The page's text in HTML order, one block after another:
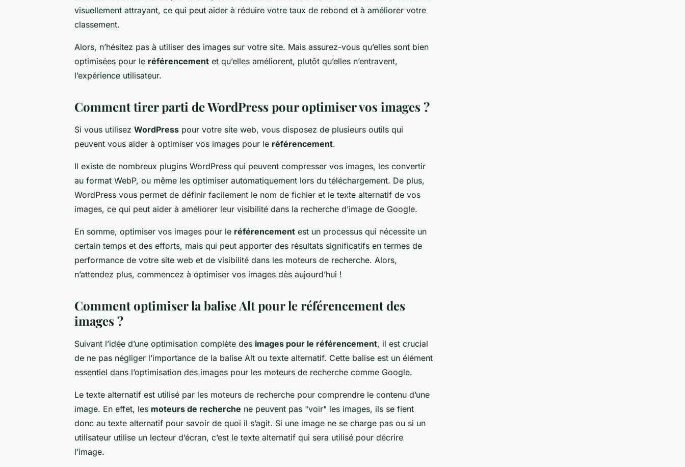
visuellement attrayant, ce qui peut aider à réduire votre taux de rebond et à améliorer votre
classement.
Alors, n’hésitez pas à utiliser des images sur votre site. Mais assurez-vous qu’elles sont bien
optimisées pour le référencement et qu’elles améliorent, plutôt qu’elles n’entravent,
l’expérience utilisateur.
Comment tirer parti de WordPress pour optimiser vos images ?
Si vous utilisez WordPress pour votre site web, vous disposez de plusieurs outils qui
peuvent vous aider à optimiser vos images pour le référencement.
Il existe de nombreux plugins WordPress qui peuvent compresser vos images, les convertir
au format WebP, ou même les optimiser automatiquement lors du téléchargement. De plus,
WordPress vous permet de définir facilement le nom de fichier et le texte alternatif de vos
images, ce qui peut aider à améliorer leur visibilité dans la recherche d’image de Google.
En somme, optimiser vos images pour le référencement est un processus qui nécessite un
certain temps et des efforts, mais qui peut apporter des résultats significatifs en termes de
performance de votre site web et de visibilité dans les moteurs de recherche. Alors,
n’attendez plus, commencez à optimiser vos images dès aujourd’hui !
Comment optimiser la balise Alt pour le référencement des
images ?
Suivant l’idée d’une optimisation complète des images pour le référencement, il est crucial
de ne pas négliger l’importance de la balise Alt ou texte alternatif. Cette balise est un élément
essentiel dans l’optimisation des images pour les moteurs de recherche comme Google.
Le texte alternatif est utilisé par les moteurs de recherche pour comprendre le contenu d’une
image. En effet, les moteurs de recherche ne peuvent pas "voir" les images, ils se fient
donc au texte alternatif pour savoir de quoi il s’agit. Si une image ne se charge pas ou si un
utilisateur utilise un lecteur d’écran, c’est le texte alternatif qui sera utilisé pour décrire
l’image.